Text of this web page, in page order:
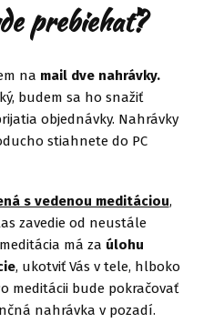
prebiehať?
na mail dve nahrávky.
budem sa ho snažiť
objednávky. Nahrávky
stiahnete do PC
s vedenou meditáciou,
zavedie od neustále
má za úlohu
, ukotviť Vás v tele, hlboko
meditácii bude pokračovať
nahrávka v pozadí.